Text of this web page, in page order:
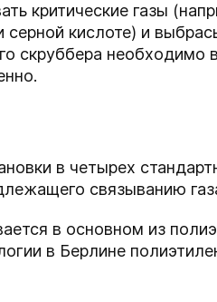
критические газы
серной кислоте) и
скруббера
в четырех
связыванию
в основном из
в Берлине